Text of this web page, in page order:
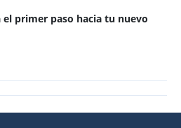
primer paso hacia tu nuevo